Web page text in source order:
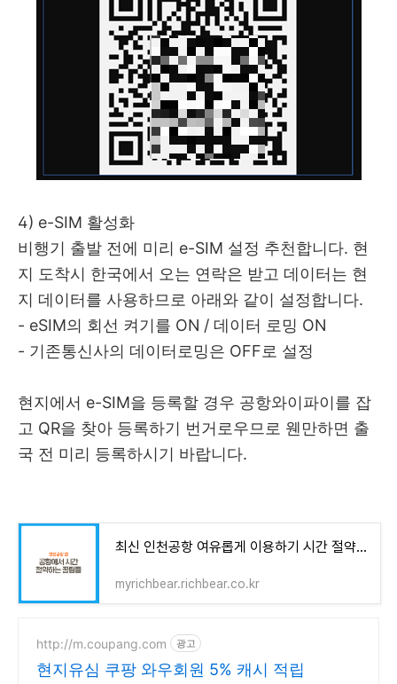
4) e-SIM 활성화
비행기 출발 전에 미리 e-SIM 설정 추천합니다. 현
지 도착시 한국에서 오는 연락은 받고 데이터는 현
지 데이터를 사용하므로 아래와 같이 설정합니다.
- eSIM의 회선 켜기를 ON / 데이터 로밍 ON
- 기존통신사의 데이터로밍은 OFF로 설정
현지에서 e-SIM을 등록할 경우 공항와이파이를 잡
고 QR을 찾아 등록하기 번거로우므로 웬만하면 출
국 전 미리 등록하시기 바랍니다.
최신 인천공항 여유롭게 이용하기 시간 절약 꿀팁
myrichbear.richbear.co.kr
http://m.coupang.com 광고
현지유심 쿠팡 와우회원 5% 캐시 적립